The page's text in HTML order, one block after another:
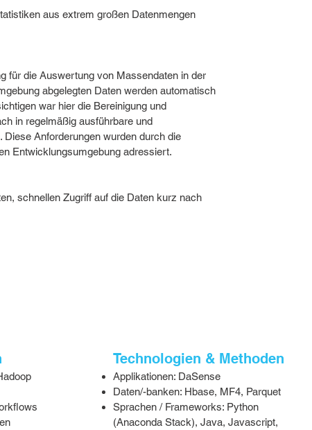
aus extrem großen Datenmengen
für die Auswertung von Massendaten in der
abgelegten Daten werden automatisch
war hier die Bereinigung und
in regelmäßig ausführbare und
Anforderungen wurden durch die
Entwicklungsumgebung adressiert.
schnellen Zugriff auf die Daten kurz nach
Technologien & Methoden
Applikationen: DaSense
Daten/-banken: Hbase, MF4, Parquet
Sprachen / Frameworks: Python
(Anaconda Stack), Java, Javascript,